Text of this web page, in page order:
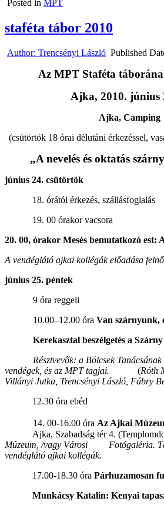
Posted in MPT
staféta tábor 2010
Author: Trencsényi László Published
Az MPT Staféta
Ajka, 2010. június
Ajka, Camping
(csütörtök 18 órai délutáni érkezéssel,
„A nevelés és oktatás
június 24. csütörtök
18. órától érkezés, szállásfoglalás
19. 00 órakor vacsora
20. 00, órakor Mesés bemutatkozó est:
A vendéglátó ajkai kollégák előadása
június 25. péntek
9 óra reggeli
10.00–12.00 óra Van szárnyunk,
Kerekasztal beszélgetés a
Résztvevők: a Bölcsek
vendégek, és az MPT tagjai.
(Róth
Villányi Jutka, Trencsényi László, Fábry
12.30 óra ebéd
14. 00-16.00 óra Az Ajkai
Ajka, Szabadság tér 4.
Múzeum, /vagy Városi
Fotógaléria.
vendéglátó ajkai kollégák.
17.00-18.30 óra Párhuzamosan
Munkácsy Katalin: Kenyai